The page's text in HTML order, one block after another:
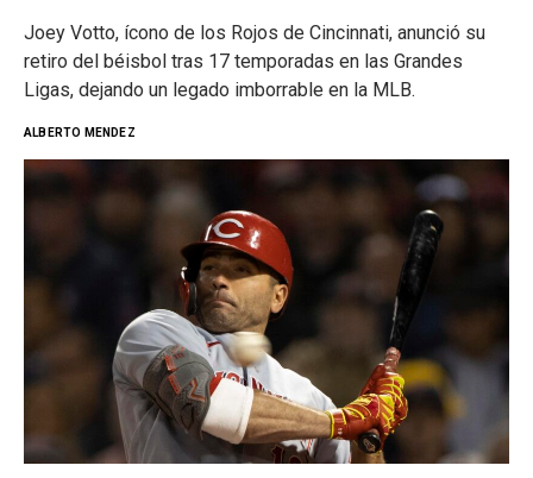
Joey Votto, ícono de los Rojos de Cincinnati, anunció su
retiro del béisbol tras 17 temporadas en las Grandes
Ligas, dejando un legado imborrable en la MLB.
ALBERTO MENDEZ